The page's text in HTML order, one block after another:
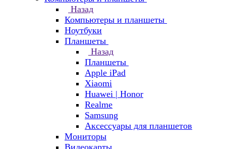
Назад
Компьютеры и планшеты
Ноутбуки
Планшеты
Назад
Планшеты
Apple iPad
Xiaomi
Huawei | Honor
Realme
Samsung
Аксессуары для планшетов
Мониторы
Видеокарты